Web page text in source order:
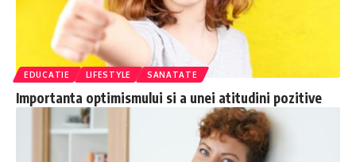
EDUCATIE LIFESTYLE SANATATE
Importanta optimismului si a unei atitudini pozitive